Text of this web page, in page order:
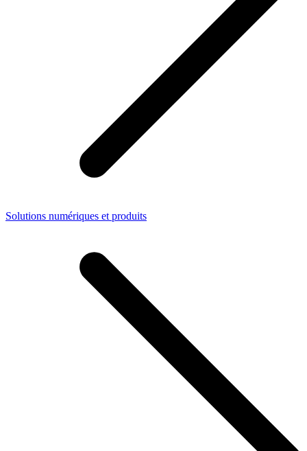
Solutions numériques et produits